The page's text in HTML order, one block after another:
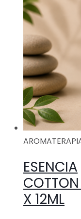
ESENCIA
COTTON
X 12ML